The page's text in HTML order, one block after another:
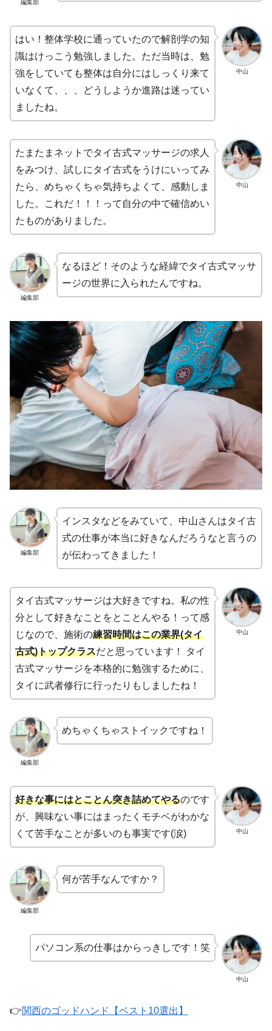
編集部
中山
はい！整体学校に通っていたので解剖学の知
識はけっこう勉強しました。ただ当時は、勉
強をしていても整体は自分にはしっくり来て
いなくて、、、どうしようか進路は迷ってい
ましたね。
中山
たまたまネットでタイ古式マッサージの求人
をみつけ、試しにタイ古式をうけにいってみ
たら、めちゃくちゃ気持ちよくて、感動しま
した。これだ！！！って自分の中で確信めい
たものがありました。
編集部
なるほど！そのような経緯でタイ古式マッサ
ージの世界に入られたんですね。
編集部
インスタなどをみていて、中山さんはタイ古
式の仕事が本当に好きなんだろうなと言うの
が伝わってきました！
中山
タイ古式マッサージは大好きですね。私の性
分として好きなことをとことんやる！って感
じなので、施術の練習時間はこの業界(タイ
古式)トップクラスだと思っています！ タイ
古式マッサージを本格的に勉強するために、
タイに武者修行に行ったりもしましたね！
編集部
めちゃくちゃストイックですね！
中山
好きな事にはとことん突き詰めてやるのです
が、興味ない事にはまったくモチベがわかな
くて苦手なことが多いのも事実です(涙)
編集部
何が苦手なんですか？
中山
パソコン系の仕事はからっきしです！笑
👉関西のゴッドハンド【ベスト10選出】